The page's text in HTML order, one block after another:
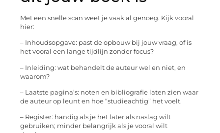
Met een snelle scan weet je vaak al genoeg. Kijk vooral
hier:
– Inhoudsopgave: past de opbouw bij jouw vraag, of is
het vooral een lange tijdlijn zonder focus?
– Inleiding: wat behandelt de auteur wel en niet, en
waarom?
– Laatste pagina’s: noten en bibliografie laten zien waar
de auteur op leunt en hoe “studieachtig” het voelt.
– Register: handig als je het later als naslag wilt
gebruiken; minder belangrijk als je vooral wilt